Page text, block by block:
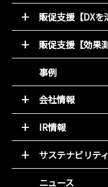
52週マーケテ
キャンペーン
動画コンテン
デジタルチラ
商品ブランディ
PDM（顧客デ
LINE集客サー
販促支援【DXを
オンライン販
店別販促サポ
販促支援【効果
商圏ポテンシ
アンケート分析
売れるデザイン
事例
会社情報
トップメッセ
基本理念
会社概要
組織図
役員紹介
IR情報
トップメッセ
経営方針
IR資料室
サステナビリティ
環境(E)
ニュース